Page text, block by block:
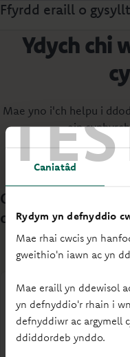
Caniatâd
Rydym yn defnyddio
Mae rhai cwcis yn
gweithio'n iawn ac yn
Mae eraill yn ddewisol
yn defnyddio'r rhain i
defnyddiwr ac argymell
ddiddordeb ynddo.
Ffyrdd eraill o
Ydych chi
Mae yno i'ch helpu i
ein
Cwsmeriaid
cyfreithiol